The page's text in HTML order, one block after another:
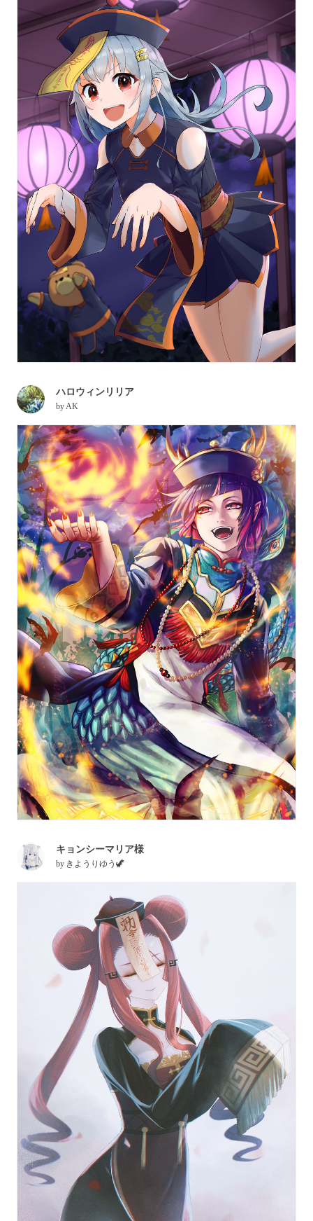
ハロウィンリリア
byAK
キョンシーマリア様
by きようりゆう🦖